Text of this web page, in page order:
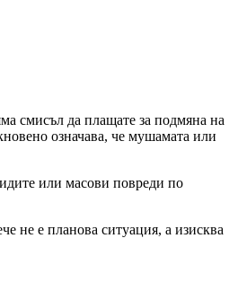
смисъл да плащате за подмяна на
означава, че мушамата или
или масови повреди по
не е плановa ситуация, а изисква